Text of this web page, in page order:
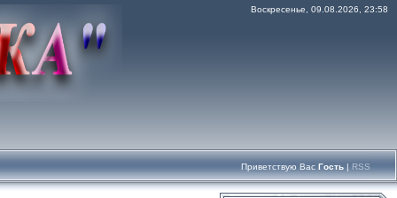
Воскресенье, 09.08.2026, 23:58
Приветствую Вас Гость | RSS